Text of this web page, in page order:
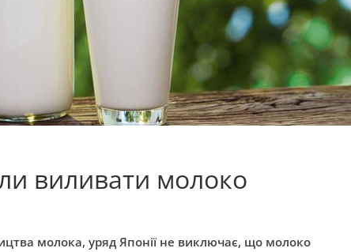
виливати молоко
молока, уряд Японії не виключає, що молоко